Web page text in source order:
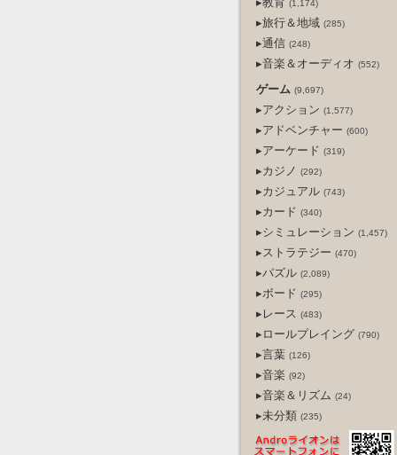
(1,174)
▸旅行＆地域 (285)
▸通信 (248)
▸音楽＆オーディオ (552)
ゲーム (9,697)
▸アクション (1,577)
▸アドベンチャー (600)
▸アーケード (319)
▸カジノ (292)
▸カジュアル (743)
▸カード (340)
▸シミュレーション (1,457)
▸ストラテジー (470)
▸パズル (2,089)
▸ボード (295)
▸レース (483)
▸ロールプレイング (790)
▸言葉 (126)
▸音楽 (92)
▸音楽＆リズム (24)
▸未分類 (235)